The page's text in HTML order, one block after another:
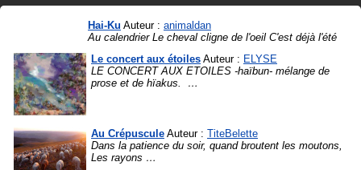
Hai-Ku Auteur : animaldan
Au calendrier Le cheval cligne de l'oeil C'est déjà l'été
Le concert aux étoiles Auteur : ELYSE
LE CONCERT AUX ETOILES -haïbun- mélange de
prose et de hïakus. …
Au Crépuscule Auteur : TiteBelette
Dans la patience du soir, quand broutent les moutons,
Les rayons …